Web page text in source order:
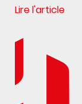
Lire l'article